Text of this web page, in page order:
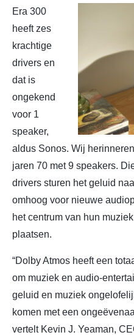
Era 300
heeft zes
krachtige
drivers en
dat is
ongekend
voor 1
speaker,
aldus Sonos. Wij
jaren 70 met 9 speakers.
drivers sturen het geluid
omhoog voor nieuwe
het centrum van hun
plaatsen.
“Dolby Atmos heeft een
om muziek en audio-
geluid en muziek
komen met een
vertelt Kevin J. Yeaman,